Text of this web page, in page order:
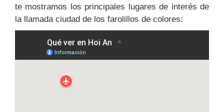
te mostramos los principales lugares de interés de
la llamada ciudad de los farolillos de colores: